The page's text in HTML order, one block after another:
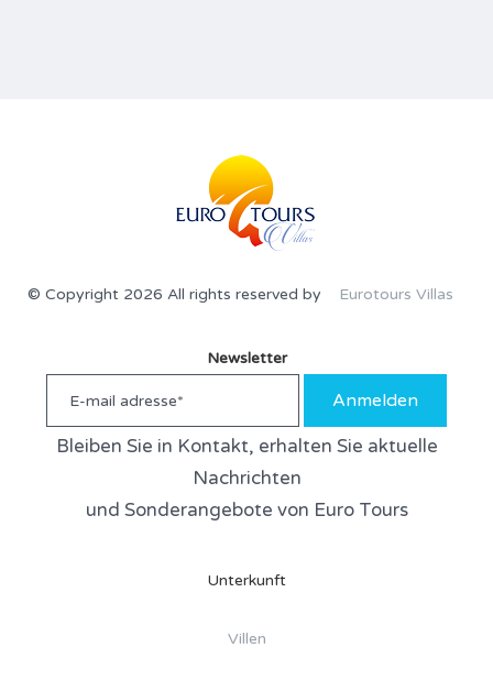
© Copyright 2026 All rights reserved by Eurotours Villas
Newsletter
Anmelden
Bleiben Sie in Kontakt, erhalten Sie aktuelle
Nachrichten
und Sonderangebote von Euro Tours
Unterkunft
Villen